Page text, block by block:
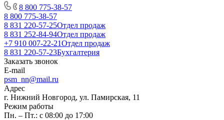
8 800 775-38-57
8 800 775-38-57
8 831 220-57-25Отдел продаж
8 831 252-84-94Отдел продаж
+7 910 007-22-21Отдел продаж
8 831 220-57-23Бухгалтерия
Заказать звонок
E-mail
psm_nn@mail.ru
Адрес
г. Нижний Новгород, ул. Памирская, 11
Режим работы
Пн. – Пт.: с 08:00 до 17:00